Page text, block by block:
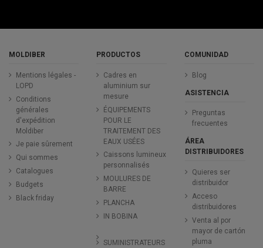
MOLDIBER
Mentions légales -
LOPD
Conditions
générales
d'expédition
Moldiber
Je paie sûrement
Qui sommes
Catalogues
Budgets
Black friday
PRODUCTOS
Cadres en
aluminium sur
mesure
ÉQUIPEMENTS
POUR LE
TRAITEMENT DES
EAUX USÉES
Caissons lumineux
personnalisés
MOULURES DE
BARRE
PLANCHA
IN BOBINA
SUMINISTRATEURS
COMUNIDAD
Blog
ASISTENCIA
Preguntas
frecuentes
ÁREA
DISTRIBUIDORES
Quieres ser
distribuidor
Acceso
distribuidores
Venta al por
mayor de cartón
pluma